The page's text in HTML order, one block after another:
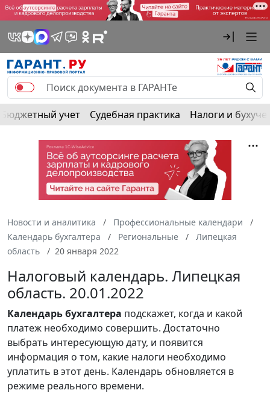
Бюджетный учет Судебная практика Налоги и
Новости и аналитика
Профессиональные календари
Календарь бухгалтера
Региональные
Липецкая
область
20 января 2022
Налоговый календарь. Липецкая
область. 20.01.2022
Календарьбухгалтера подскажет, когда и какой
платеж необходимо совершить. Достаточно
выбрать интересующую дату, и появится
информация о том, какие налоги необходимо
уплатить в этот день. Календарь обновляется в
режиме реального времени.